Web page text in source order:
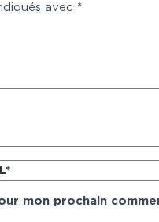
avec *
mon prochain